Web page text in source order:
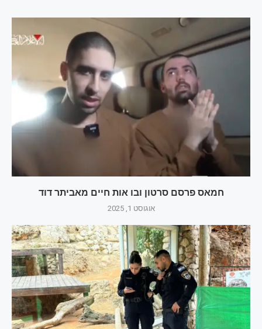
חמאס פרסם סרטון ובו אות חיים מאביתר דוד
אוגוסט 1, 2025